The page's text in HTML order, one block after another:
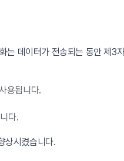
는 데이터가 전송되는 동안 제3
용됩니다.
다.
상시켰습니다.